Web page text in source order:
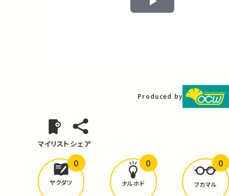
Play
Produced by
マイリスト シェア
どんな学びがありましたか？
ヤクダツ
0
ナルホド
0
フカマル
0